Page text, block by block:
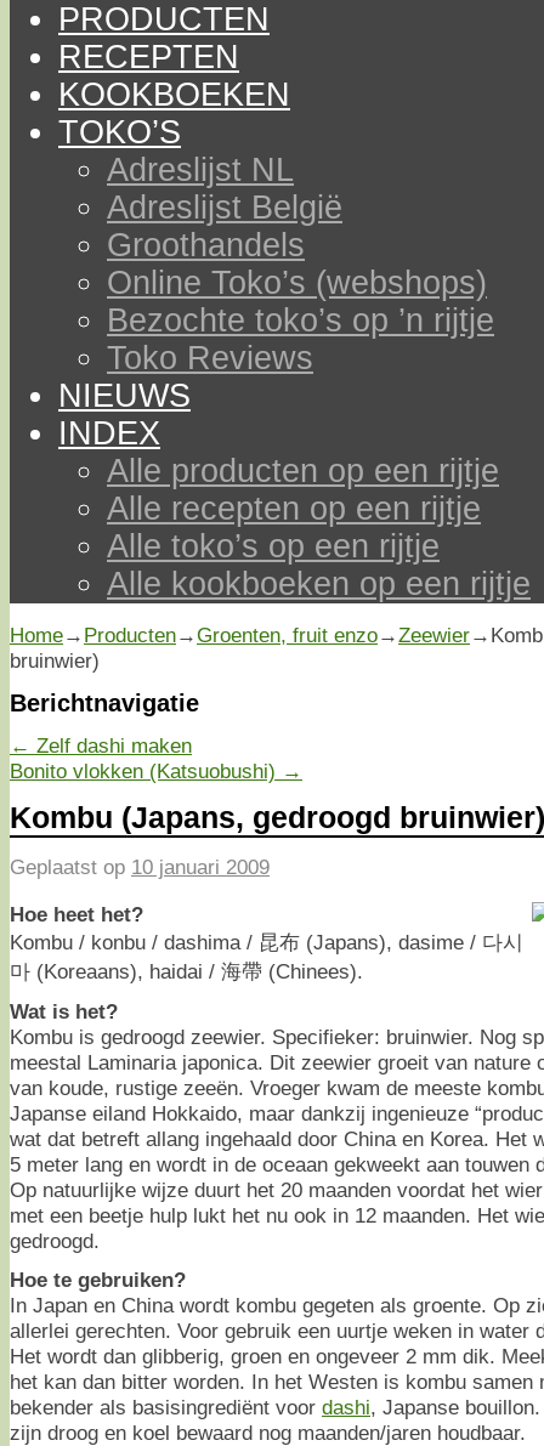
PRODUCTEN
RECEPTEN
KOOKBOEKEN
TOKO’S
Adreslijst NL
Adreslijst België
Groothandels
Online Toko’s (webshops)
Bezochte toko’s op ’n rijtje
Toko Reviews
NIEUWS
INDEX
Alle producten op een rijtje
Alle recepten op een rijtje
Alle toko’s op een rijtje
Alle kookboeken op een rijtje
Home→ Producten→Groenten, fruit enzo→Zeewier→
bruinwier)
Berichtnavigatie
← Zelf dashi maken
Bonito vlokken (Katsuobushi) →
Kombu (Japans, gedroogd bruinwier)
Geplaatst op 10 januari 2009
Hoe heet het?
Kombu / konbu / dashima / 昆布 (Japans), dasime / 다시
마 (Koreaans), haidai / 海帶 (Chinees).
Wat is het?
Kombu is gedroogd zeewier. Specifieker: bruinwier. Nog
meestal Laminaria japonica. Dit zeewier groeit van nature
van koude, rustige zeeën. Vroeger kwam de meeste
Japanse eiland Hokkaido, maar dankzij ingenieuze
wat dat betreft allang ingehaald door China en Korea. Het
5 meter lang en wordt in de oceaan gekweekt aan touwen
Op natuurlijke wijze duurt het 20 maanden voordat het
met een beetje hulp lukt het nu ook in 12 maanden. Het
gedroogd.
Hoe te gebruiken?
In Japan en China wordt kombu gegeten als groente. Op
allerlei gerechten. Voor gebruik een uurtje weken in water
Het wordt dan glibberig, groen en ongeveer 2 mm dik.
het kan dan bitter worden. In het Westen is kombu samen
bekender als basisingrediënt voor dashi, Japanse
zijn droog en koel bewaard nog maanden/jaren houdbaar.